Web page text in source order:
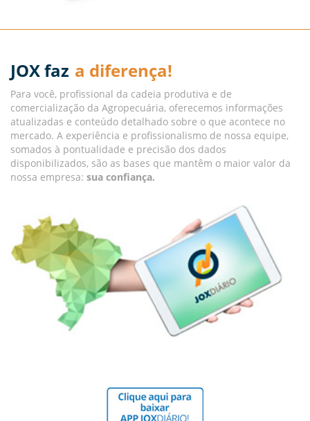
JOX faz a diferença!
Para você, profissional da cadeia produtiva e de
comercialização da Agropecuária, oferecemos informações
atualizadas e conteúdo detalhado sobre o que acontece no
mercado. A experiência e profissionalismo de nossa equipe,
somados à pontualidade e precisão dos dados
disponibilizados, são as bases que mantêm o maior valor da
nossa empresa: sua confiança.